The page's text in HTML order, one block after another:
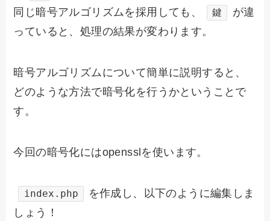
同じ暗号アルゴリズムを採用しても、
鍵
が違
っていると、処理の結果が変わります。
暗号アルゴリズムについて簡単に説明すると、
どのような方法で暗号化を行うかということで
す。
今回の暗号化にはopensslを使います。
index.php
を作成し、以下のように編集しま
しょう！